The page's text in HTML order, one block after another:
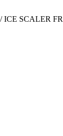
/ICE SCALER